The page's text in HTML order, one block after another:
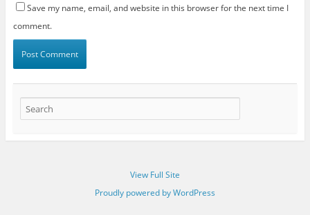
Save my name, email, and website in this browser for the next time I
comment.
View Full Site
Proudly powered by WordPress